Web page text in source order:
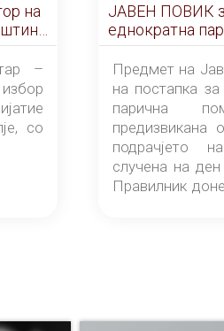
–
со
ЈАВЕН ПОВИК за доделување на
еднократна
штетата предизвикана од природната
непогода на
Центар-Скопје случена на ден 21.07.2026
година
Предмет на
на постапка
парична
предизвикана
подрачјето
случена на
Правилник